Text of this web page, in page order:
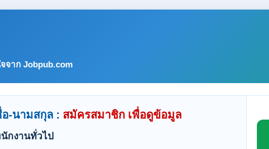
จาก Jobpub.com
-นามสกุล : สมัครสมาชิก เพื่อดูข้อมูล
กงานทั่วไป